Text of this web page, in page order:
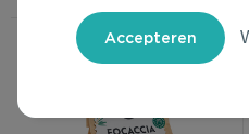
Warme Winter